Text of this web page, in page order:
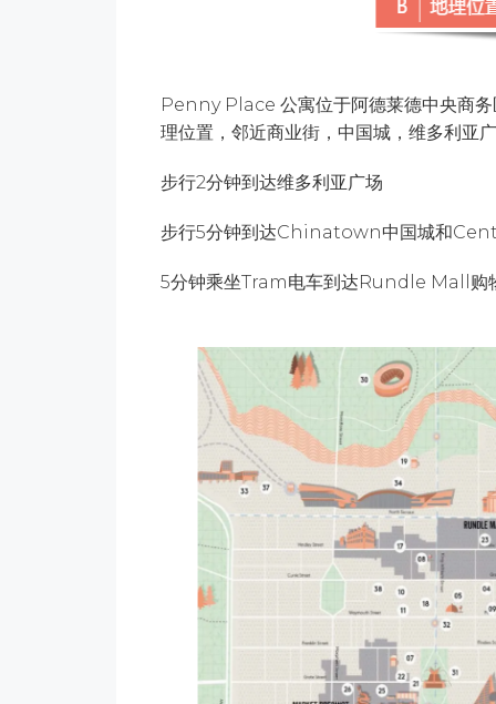
Penny Place 公寓位于阿德莱德中央商务
理位置，邻近商业街，中国城，维多利亚
步行2分钟到达维多利亚广场
步行5分钟到达Chinatown中国城和
5分钟乘坐Tram电车到达Rundle Mall购